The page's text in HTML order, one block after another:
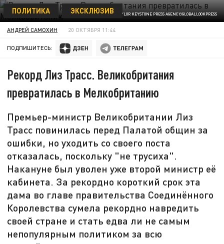
© STEVE TAYLOR KEYSTONE PRESS AGENCY/GLOBALLOOKPRESS
ПОЛИТИКА ЭКСКЛЮЗИВ
АНДРЕЙ САМОХИН 20 ОКТЯБРЯ 11:44
ПОДПИШИТЕСЬ:
Рекорд Лиз Трасс. Великобритания
превратилась в Мелкобританию
Премьер-министр Великобритании Лиз
Трасс повинилась перед Палатой общин за
ошибки, но уходить со своего поста
отказалась, поскольку "не трусиха".
Накануне был уволен уже второй министр её
кабинета. За рекордно короткий срок эта
дама во главе правительства Соединённого
Королевства сумела рекордно навредить
своей стране и стать едва ли не самым
непопулярным политиком за всю